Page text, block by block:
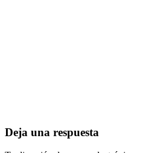
Deja una respuesta